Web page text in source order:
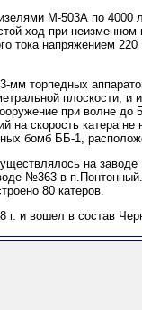
М-503А по
ход при неизменном
тока напряжением
мм торпедных
плоскости, и
при волне до
на скорость катера
бомб ББ-1,
на
№363 в
80 катеров.
г. и вошел в состав